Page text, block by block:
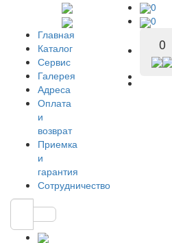
Главная
Каталог
Сервис
Галерея
Адреса
Оплата
и
возврат
Приемка
и
гарантия
Сотрудничество
0
0
0